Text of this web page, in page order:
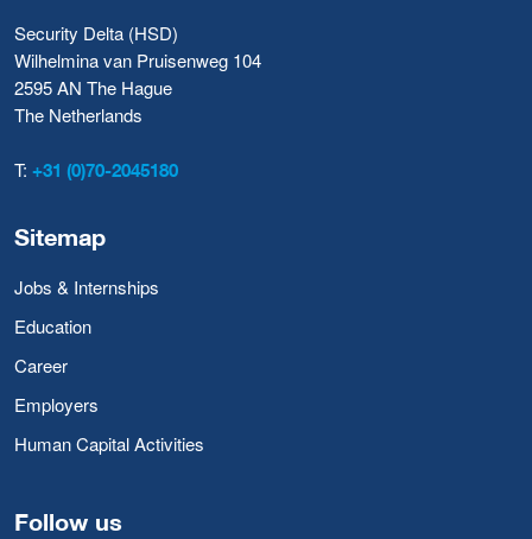
Security Delta (HSD)
Wilhelmina van Pruisenweg 104
2595 AN The Hague
The Netherlands
T: +31 (0)70-2045180
Sitemap
Jobs & Internships
Education
Career
Employers
Human Capital Activities
Follow us